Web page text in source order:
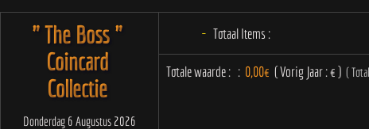
" The Boss "
Coincard
Collectie
Donderdag 6 Augustus 2026
- Totaal Items :